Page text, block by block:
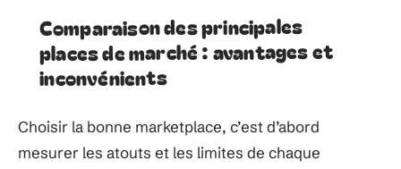
Comparaison des principales
places de marché : avantages et
inconvénients
Choisir la bonne marketplace, c’est d’abord
mesurer les atouts et les limites de chaque